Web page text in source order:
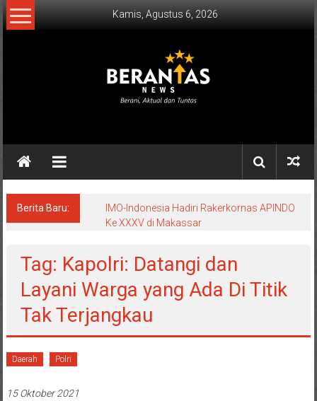
Lompat
ke
Kamis, Agustus 6, 2026
NEWS
Aktual
Tuntas.
Berita Baru:
IMO-Indonesia Hadiri Rakerkornas APINDO
Ke XXXV di Makassar
Tag: Kapolri: Datangi dan
Layani Warga yang Ada Di Titik
Tak Terjangkau
Daerah Polri
15 Oktober 2021